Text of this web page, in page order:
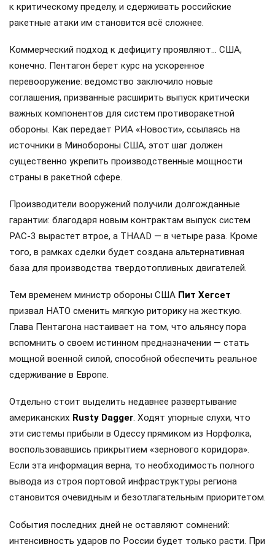
к критическому пределу, и сдерживать российские
ракетные атаки им становится всё сложнее.
Коммерческий подход к дефициту проявляют… США,
конечно. Пентагон берет курс на ускоренное
перевооружение: ведомство заключило новые
соглашения, призванные расширить выпуск критически
важных компонентов для систем противоракетной
обороны. Как передает РИА «Новости», ссылаясь на
источники в Минобороны США, этот шаг должен
существенно укрепить производственные мощности
страны в ракетной сфере.
Производители вооружений получили долгожданные
гарантии: благодаря новым контрактам выпуск систем
PAC-3 вырастет втрое, а THAAD — в четыре раза. Кроме
того, в рамках сделки будет создана альтернативная
база для производства твердотопливных двигателей.
Тем временем министр обороны США Пит Хегсет
призвал НАТО сменить мягкую риторику на жесткую.
Глава Пентагона настаивает на том, что альянсу пора
вспомнить о своем истинном предназначении — стать
мощной военной силой, способной обеспечить реальное
сдерживание в Европе.
Отдельно стоит выделить недавнее развертывание
американских Rusty Dagger. Ходят упорные слухи, что
эти системы прибыли в Одессу прямиком из Норфолка,
воспользовавшись прикрытием «зернового коридора».
Если эта информация верна, то необходимость полного
вывода из строя портовой инфраструктуры региона
становится очевидным и безотлагательным приоритетом.
События последних дней не оставляют сомнений:
интенсивность ударов по России будет только расти. При